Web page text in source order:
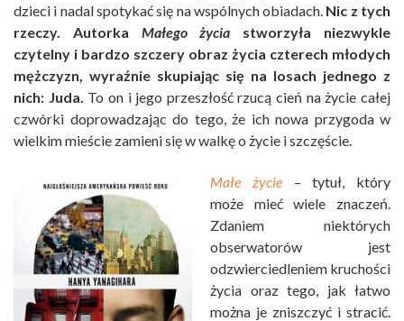
dzieci i nadal spotykać się na wspólnych obiadach. Nic z tych
rzeczy.
Autorka Małego życia stworzyła niezwykle
czytelny i bardzo szczery obraz życia czterech młodych
mężczyzn, wyraźnie skupiając się na losach jednego z
nich: Juda. To on i jego przeszłość rzucą cień na życie całej
czwórki doprowadzając do tego, że ich nowa przygoda w
wielkim mieście zamieni się w walkę o życie i szczęście.
Małe życie– tytuł, który
może mieć wiele znaczeń.
Zdaniem niektórych
obserwatorów jest
odzwierciedleniem kruchości
życia oraz tego, jak łatwo
można je zniszczyć i stracić.